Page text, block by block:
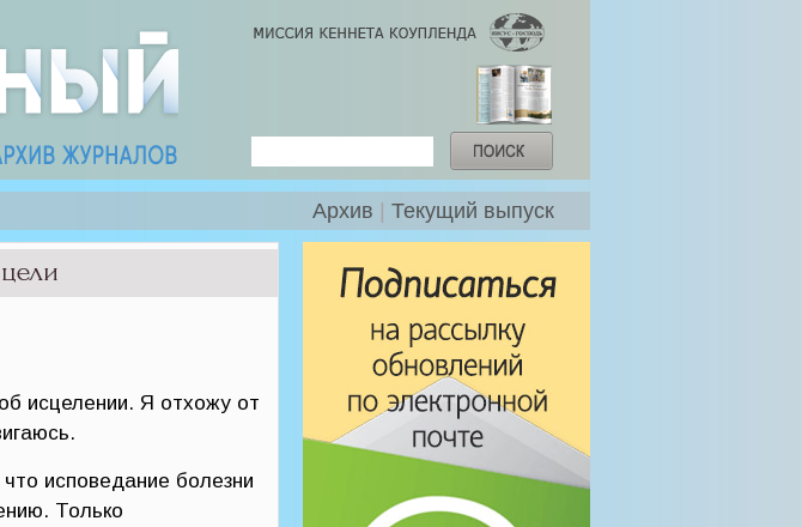
Архив Текущий выпуск
исцелении. Я отхожу от
исповедание болезни
Только